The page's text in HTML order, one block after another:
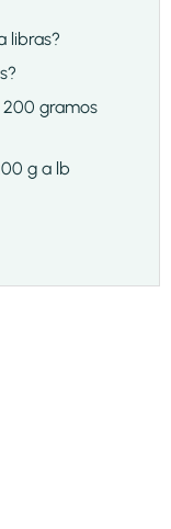
libras?
200 gramos
g a lb